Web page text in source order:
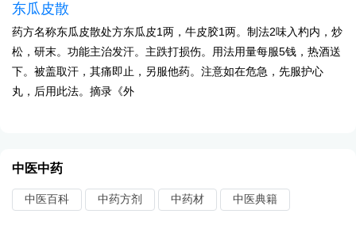
东瓜皮散
药方名称东瓜皮散处方东瓜皮1两，牛皮胶1两。制法2味入杓内，炒
松，研末。功能主治发汗。主跌打损伤。用法用量每服5钱，热酒送
下。被盖取汗，其痛即止，另服他药。注意如在危急，先服护心
丸，后用此法。摘录《外
中医中药
中医百科 中药方剂 中药材 中医典籍